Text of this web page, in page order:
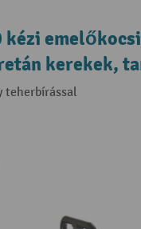
kézi
kerekek,
teherbírással